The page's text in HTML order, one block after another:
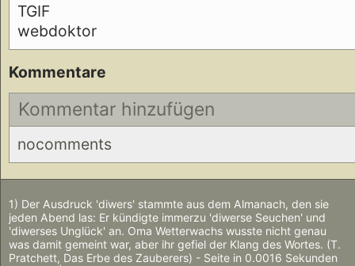
TGIF
webdoktor
Kommentare
Kommentar hinzufügen
nocomments
1) Der Ausdruck 'diwers' stammte aus dem Almanach, den sie
jeden Abend las: Er kündigte immerzu 'diwerse Seuchen' und
'diwerses Unglück' an. Oma Wetterwachs wusste nicht genau
was damit gemeint war, aber ihr gefiel der Klang des Wortes. (T.
Pratchett, Das Erbe des Zauberers) - Seite in 0.0016 Sekunden